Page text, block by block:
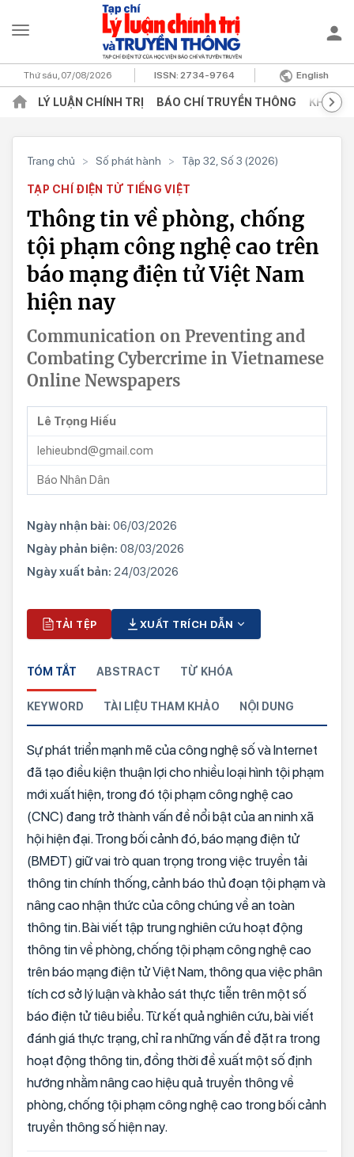
Thứ sáu, 07/08/2026 ISSN:2734-9764 English
LÝ LUẬN CHÍNH TRỊ BÁO CHÍ TRUYỀN THÔNG KHOA
Trang chủ > Số phát hành > Tập 32, Số 3 (2026)
TẠP CHÍ ĐIỆN TỬ TIẾNG VIỆT
Thông tin về phòng, chống
tội phạm công nghệ cao trên
báo mạng điện tử Việt Nam
hiện nay
Communication on Preventing and
Combating Cybercrime in Vietnamese
Online Newspapers
Lê Trọng Hiếu
lehieubnd@gmail.com
Báo Nhân Dân
Ngày nhận bài: 06/03/2026
Ngày phản biện: 08/03/2026
Ngày xuất bản: 24/03/2026
TẢI TỆP XUẤT TRÍCH DẪN
TÓM TẮT ABSTRACT TỪ KHÓA
KEYWORD TÀI LIỆU THAM KHẢO NỘI DUNG
Sự phát triển mạnh mẽ của công nghệ số và Internet
đã tạo điều kiện thuận lợi cho nhiều loại hình tội phạm
mới xuất hiện, trong đó tội phạm công nghệ cao
(CNC) đang trở thành vấn đề nổi bật của an ninh xã
hội hiện đại. Trong bối cảnh đó, báo mạng điện tử
(BMĐT) giữ vai trò quan trọng trong việc truyền tải
thông tin chính thống, cảnh báo thủ đoạn tội phạm và
nâng cao nhận thức của công chúng về an toàn
thông tin. Bài viết tập trung nghiên cứu hoạt động
thông tin về phòng, chống tội phạm công nghệ cao
trên báo mạng điện tử Việt Nam, thông qua việc phân
tích cơ sở lý luận và khảo sát thực tiễn trên một số
báo điện tử tiêu biểu. Từ kết quả nghiên cứu, bài viết
đánh giá thực trạng, chỉ ra những vấn đề đặt ra trong
hoạt động thông tin, đồng thời đề xuất một số định
hướng nhằm nâng cao hiệu quả truyền thông về
phòng, chống tội phạm công nghệ cao trong bối cảnh
truyền thông số hiện nay.